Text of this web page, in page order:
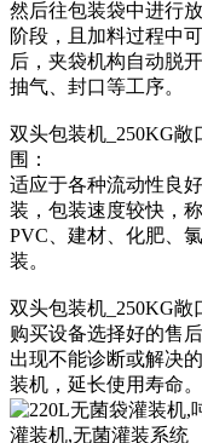
然后往包装袋中进行
阶段，且加料过程中
后，夹袋机构自动脱
抽气、封口等工序。
双头 包装机 _250KG
围：
适应于各种流动性良
装，包装速度较快，
PVC、建材、化肥、
装。
双头 包装机 _250KG敞
购买设备选择好的售
出现不能诊断或解决
装机，延长使用寿命。